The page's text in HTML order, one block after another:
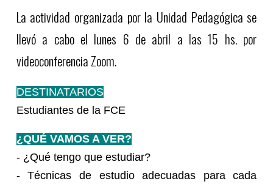
La actividad organizada por la Unidad Pedagógica se
llevó a cabo el lunes 6 de abril a las 15 hs. por
videoconferencia Zoom.
DESTINATARIOS
Estudiantes de la FCE
¿QUÉ VAMOS A VER?
- ¿Qué tengo que estudiar?
- Técnicas de estudio adecuadas para cada